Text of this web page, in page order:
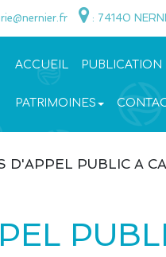
: 74140
ACCUEIL PUBLICATION
PATRIMOINES
D'APPEL PUBLIC A